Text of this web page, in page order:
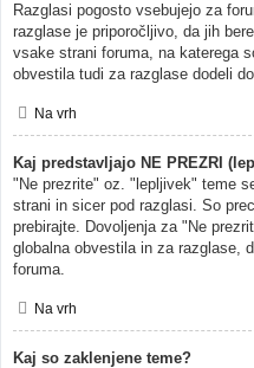
Razglasi pogosto vsebujejo za
razglase je priporočljivo, da jih
vsake strani foruma, na katerega
obvestila tudi za razglase dodeli
Na vrh
Kaj predstavljajo NE PREZRI
"Ne prezrite" oz. "lepljivek" teme
strani in sicer pod razglasi. So
prebirajte. Dovoljenja za "Ne
globalna obvestila in za razglase,
foruma.
Na vrh
Kaj so zaklenjene teme?